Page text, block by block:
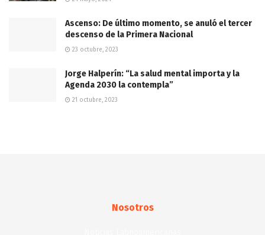
Ascenso: De último momento, se anuló el tercer
descenso de la Primera Nacional
23 octubre, 2023
Jorge Halperín: “La salud mental importa y la
Agenda 2030 la contempla”
21 octubre, 2023
Nosotros